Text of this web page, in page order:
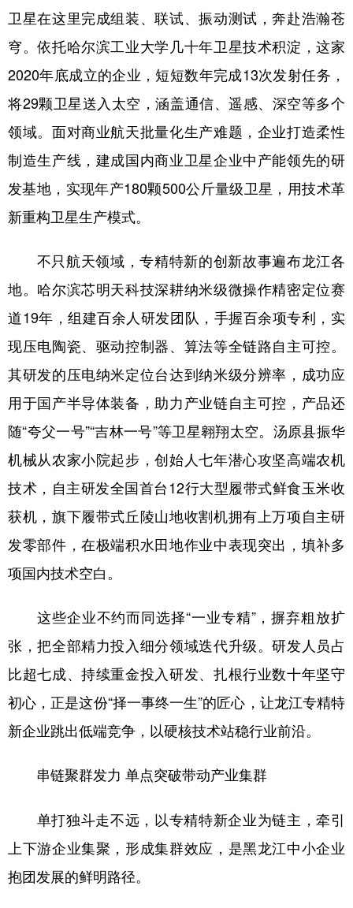
English Español Français عربى
Русский язык 日本語 한국어
Deutsch Português
卫星在这里完成组装、联试、振动测试，奔赴浩瀚苍
穹。依托哈尔滨工业大学几十年卫星技术积淀，这家
2020年底成立的企业，短短数年完成13次发射任务，
将29颗卫星送入太空，涵盖通信、遥感、深空等多个
领域。面对商业航天批量化生产难题，企业打造柔性
制造生产线，建成国内商业卫星企业中产能领先的研
发基地，实现年产180颗500公斤量级卫星，用技术革
新重构卫星生产模式。
不只航天领域，专精特新的创新故事遍布龙江各
地。哈尔滨芯明天科技深耕纳米级微操作精密定位赛
道19年，组建百余人研发团队，手握百余项专利，实
现压电陶瓷、驱动控制器、算法等全链路自主可控。
其研发的压电纳米定位台达到纳米级分辨率，成功应
用于国产半导体装备，助力产业链自主可控，产品还
随“夸父一号”“吉林一号”等卫星翱翔太空。汤原县振华
机械从农家小院起步，创始人七年潜心攻坚高端农机
技术，自主研发全国首台12行大型履带式鲜食玉米收
获机，旗下履带式丘陵山地收割机拥有上万项自主研
发零部件，在极端积水田地作业中表现突出，填补多
项国内技术空白。
这些企业不约而同选择“一业专精”，摒弃粗放扩
张，把全部精力投入细分领域迭代升级。研发人员占
比超七成、持续重金投入研发、扎根行业数十年坚守
初心，正是这份“择一事终一生”的匠心，让龙江专精特
新企业跳出低端竞争，以硬核技术站稳行业前沿。
串链聚群发力 单点突破带动产业集群
单打独斗走不远，以专精特新企业为链主，牵引
上下游企业集聚，形成集群效应，是黑龙江中小企业
抱团发展的鲜明路径。